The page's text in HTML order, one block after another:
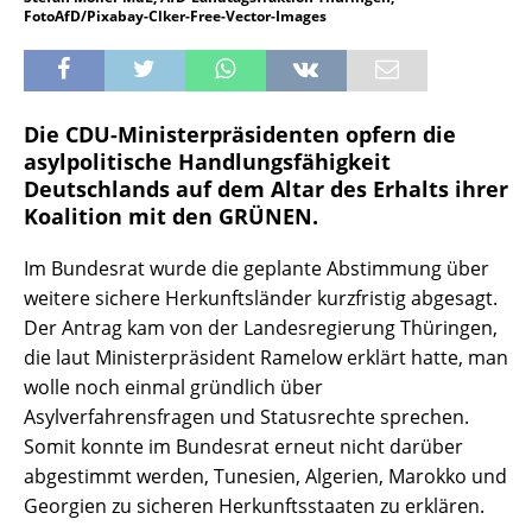
FotoAfD/Pixabay-Clker-Free-Vector-Images
Die CDU-Ministerpräsidenten opfern die
asylpolitische Handlungsfähigkeit
Deutschlands auf dem Altar des Erhalts ihrer
Koalition mit den GRÜNEN.
Im Bundesrat wurde die geplante Abstimmung über
weitere sichere Herkunftsländer kurzfristig abgesagt.
Der Antrag kam von der Landesregierung Thüringen,
die laut Ministerpräsident Ramelow erklärt hatte, man
wolle noch einmal gründlich über
Asylverfahrensfragen und Statusrechte sprechen.
Somit konnte im Bundesrat erneut nicht darüber
abgestimmt werden, Tunesien, Algerien, Marokko und
Georgien zu sicheren Herkunftsstaaten zu erklären.